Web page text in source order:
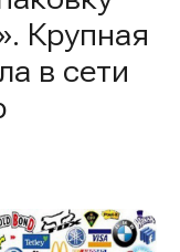
Крупная
в сети